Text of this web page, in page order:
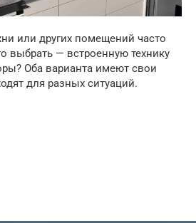
или других помещений часто
выбрать — встроенную технику
Оба варианта имеют свои
для разных ситуаций.